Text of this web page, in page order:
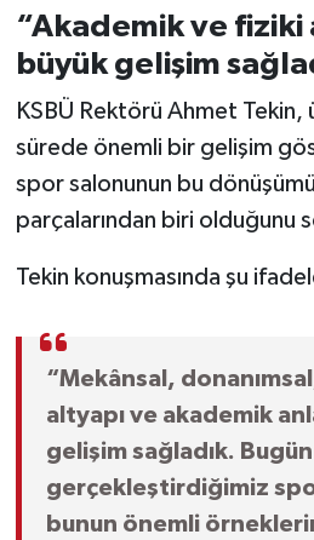
“Akademik ve fiziki
büyük gelişim
KSBÜ Rektörü Ahmet Tekin,
sürede önemli bir gelişim
spor salonunun bu
parçalarından biri olduğunu
Tekin konuşmasında şu
“Mekânsal,
altyapı ve akademik
gelişim sağladık. Bugün
gerçekleştirdiğimiz
bunun önemli